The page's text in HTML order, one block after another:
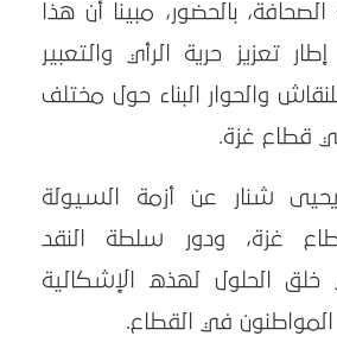
بالحضور، مبينا أن هذا
تعزيز حرية الرأي والتعبير
والحوار البناء حول مختلف
في قطاع غزة.
شنار عن أزمة السيولة
غزة، ودور سلطة النقد
خلق الحلول لهذه الإشكالية
المواطنون في القطاع.